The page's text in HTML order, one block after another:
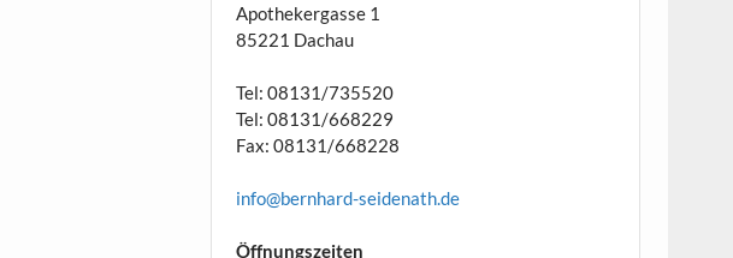
Apothekergasse 1
85221 Dachau
Tel: 08131/735520
Tel: 08131/668229
Fax: 08131/668228
info@bernhard-seidenath.de
Öffnungszeiten